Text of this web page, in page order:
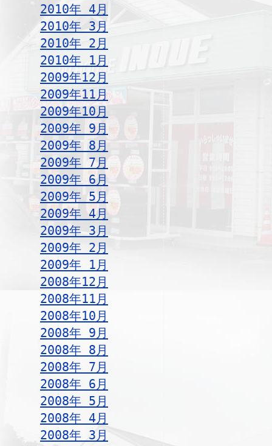
2010年 4月
2010年 3月
2010年 2月
2010年 1月
2009年12月
2009年11月
2009年10月
2009年 9月
2009年 8月
2009年 7月
2009年 6月
2009年 5月
2009年 4月
2009年 3月
2009年 2月
2009年 1月
2008年12月
2008年11月
2008年10月
2008年 9月
2008年 8月
2008年 7月
2008年 6月
2008年 5月
2008年 4月
2008年 3月